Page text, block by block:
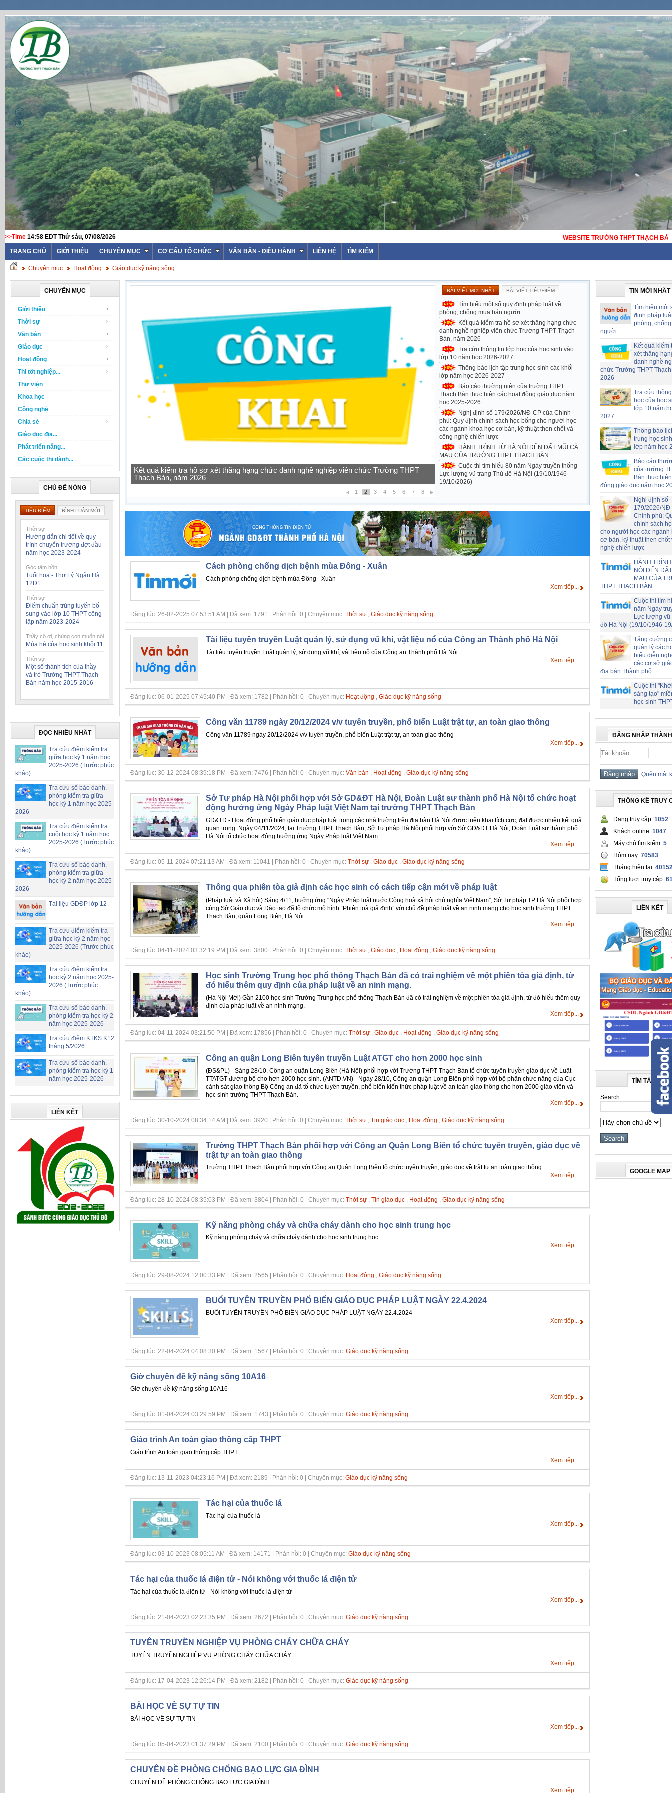
>>Time 14:58 EDT Thứ sáu, 07/08/2026
WEBSITE TRƯỜNG THPT THẠCH BÀN - HÀ NỘI - TRƯỜNG THPT CÔNG LẬP
TRANG CHỦ
GIỚI THIỆU CHUYÊN MỤC CƠ CẤU TỔ CHỨC VĂN BẢN - ĐIỀU HÀNH LIÊN HỆ TÌM KIẾM
Chuyên mục Hoạt động Giáo dục kỹ năng sống
CHUYÊN MỤC
Giới thiệu
Thời sự
Văn bản
Giáo dục
Hoạt động
Thi tốt nghiệp...
Thư viện
Khoa học
Công nghệ
Chia sẻ
Giáo dục địa...
Phát triển năng...
Các cuộc thi dành...
CHỦ ĐỀ NÓNG
TIÊU ĐIỂM BÌNH LUẬN MỚI
Thời sự
Hướng dẫn chi tiết về quy
trình chuyển trường đợt đầu
năm học 2023-2024
Góc tâm hồn
Tuổi hoa - Thơ Lý Ngân Hà
12D1
Thời sự
Điểm chuẩn trúng tuyển bổ
sung vào lớp 10 THPT công
lập năm 2023-2024
Thầy cô ơi, chúng con muốn nói
Mùa hè của học sinh khối 11
Thời sự
Một số thành tích của thầy
và trò Trường THPT Thạch
Bàn năm học 2015-2016
ĐỌC NHIỀU NHẤT
Tra cứu điểm kiểm tra
giữa học kỳ 1 năm học
2025-2026 (Trước phúc
khảo)
Tra cứu số báo danh,
phòng kiểm tra giữa
học kỳ 1 năm học 2025-
2026
Tra cứu điểm kiểm tra
cuối học kỳ 1 năm học
2025-2026 (Trước phúc
khảo)
Tra cứu số báo danh,
phòng kiểm tra giữa
học kỳ 2 năm học 2025-
2026
Tài liệu GDĐP lớp 12
Tra cứu điểm kiểm tra
giữa học kỳ 2 năm học
2025-2026 (Trước phúc
khảo)
Tra cứu điểm kiểm tra
học kỳ 2 năm học 2025-
2026 (Trước phúc
khảo)
Tra cứu số báo danh,
phòng kiểm tra học kỳ 2
năm học 2025-2026
Tra cứu điểm KTKS K12
tháng 5/2026
Tra cứu số báo danh,
phòng kiểm tra học kỳ 1
năm học 2025-2026
LIÊN KẾT
Tra cứu thông tin lớp học của học sinh vào lớp 10 năm học 2026-2027
1 2 3 4 5 6 7 8
BÀI VIẾT MỚI NHẤT BÀI VIẾT TIÊU ĐIỂM
Tìm hiểu một số quy định pháp luật về
phòng, chống mua bán người
Kết quả kiểm tra hồ sơ xét thăng hạng chức
danh nghề nghiệp viên chức Trường THPT Thạch
Bàn, năm 2026
Tra cứu thông tin lớp học của học sinh vào
lớp 10 năm học 2026-2027
Thông báo lịch tập trung học sinh các khối
lớp năm học 2026-2027
Báo cáo thường niên của trường THPT
Thạch Bàn thực hiện các hoạt động giáo dục năm
học 2025-2026
Nghị định số 179/2026/NĐ-CP của Chính
phủ: Quy định chính sách học bổng cho người học
các ngành khoa học cơ bản, kỹ thuật then chốt và
công nghệ chiến lược
HÀNH TRÌNH TỪ HÀ NỘI ĐẾN ĐẤT MŨI CÀ
MAU CỦA TRƯỜNG THPT THẠCH BÀN
Cuộc thi tìm hiểu 80 năm Ngày truyền thống
Lực lượng vũ trang Thủ đô Hà Nội (19/10/1946-
19/10/2026)
Cách phòng chống dịch bệnh mùa Đông - Xuân
Cách phòng chống dịch bệnh mùa Đông - Xuân
Xem tiếp...
Đăng lúc: 26-02-2025 07:53:51 AM | Đã xem: 1791 | Phản hồi: 0 | Chuyên mục: Thời sự , Giáo dục kỹ năng sống
Tài liệu tuyên truyền Luật quản lý, sử dụng vũ khí, vật liệu nổ của Công an Thành phố Hà Nội
Tài liệu tuyên truyền Luật quản lý, sử dụng vũ khí, vật liệu nổ của Công an Thành phố Hà Nội
Xem tiếp...
Đăng lúc: 06-01-2025 07:45:40 PM | Đã xem: 1782 | Phản hồi: 0 | Chuyên mục: Hoạt động , Giáo dục kỹ năng sống
Công văn 11789 ngày 20/12/2024 v/v tuyên truyền, phổ biến Luật trật tự, an toàn giao thông
Công văn 11789 ngày 20/12/2024 v/v tuyên truyền, phổ biến Luật trật tự, an toàn giao thông
Xem tiếp...
Đăng lúc: 30-12-2024 08:39:18 PM | Đã xem: 7476 | Phản hồi: 0 | Chuyên mục: Văn bản , Hoạt động , Giáo dục kỹ năng sống
Sở Tư pháp Hà Nội phối hợp với Sở GD&ĐT Hà Nội, Đoàn Luật sư thành phố Hà Nội tổ chức hoạt
động hưởng ứng Ngày Pháp luật Việt Nam tại trường THPT Thạch Bàn
GD&TĐ - Hoạt động phổ biến giáo dục pháp luật trong các nhà trường trên địa bàn Hà Nội được triển khai tích cực, đạt được nhiều kết quả
quan trọng. Ngày 04/11/2024, tại Trường THPT Thạch Bàn, Sở Tư pháp Hà Nội phối hợp với Sở GD&ĐT Hà Nội, Đoàn Luật sư thành phố
Hà Nội tổ chức hoạt động hưởng ứng Ngày Pháp luật Việt Nam.
Xem tiếp...
Đăng lúc: 05-11-2024 07:21:13 AM | Đã xem: 11041 | Phản hồi: 0 | Chuyên mục: Thời sự Giáo dục Giáo dục kỹ năng sống
Thông qua phiên tòa giả định các học sinh có cách tiếp cận mới về pháp luật
(Pháp luật và Xã hội) Sáng 4/11, hưởng ứng "Ngày Pháp luật nước Cộng hoà xã hội chủ nghĩa Việt Nam”, Sở Tư pháp TP Hà Nội phối hợp
cùng Sở Giáo dục và Đào tạo đã tổ chức mô hình “Phiên toà giả định” với chủ đề pháp luật về an ninh mạng cho học sinh trường THPT
Thạch Bàn, quận Long Biên, Hà Nội.
Xem tiếp...
Đăng lúc: 04-11-2024 03:32:19 PM | Đã xem: 3800 | Phản hồi: 0 | Chuyên mục: Thời sự Giáo dục Hoạt động Giáo dục kỹ năng sống
Học sinh Trường Trung học phổ thông Thạch Bàn đã có trải nghiệm về một phiên tòa giả định, từ
đó hiểu thêm quy định của pháp luật về an ninh mạng.
(Hà Nội Mới) Gần 2100 học sinh Trường Trung học phổ thông Thạch Bàn đã có trải nghiệm về một phiên tòa giả định, từ đó hiểu thêm quy
định của pháp luật về an ninh mạng.
Xem tiếp...
Đăng lúc: 04-11-2024 03:21:50 PM | Đã xem: 17856 | Phản hồi: 0 | Chuyên mục: Thời sự Giáo dục Hoạt động Giáo dục kỹ năng sống
Công an quận Long Biên tuyên truyền Luật ATGT cho hơn 2000 học sinh
(ĐS&PL) - Sáng 28/10, Công an quận Long Biên (Hà Nội) phối hợp với Trường THPT Thạch Bàn tổ chức tuyên truyền giáo dục về Luật
TTATGT đường bộ cho hơn 2000 học sinh. (ANTD.VN) - Ngày 28/10, Công an quận Long Biên phối hợp với bộ phận chức năng của Cục
cảnh sát giao thông Bộ Công an đã tổ chức tuyên truyền, phổ biến kiến thức pháp luật về an toàn giao thông cho hơn 2000 giáo viên và
học sinh trường THPT Thạch Bàn.
Xem tiếp...
Đăng lúc: 30-10-2024 08:34:14 AM | Đã xem: 3920 | Phản hồi: 0 | Chuyên mục: Thời sự Tin giáo dục Hoạt động Giáo dục kỹ năng sống
Trường THPT Thạch Bàn phối hợp với Công an Quận Long Biên tổ chức tuyên truyền, giáo dục về
trật tự an toàn giao thông
Trường THPT Thạch Bàn phối hợp với Công an Quận Long Biên tổ chức tuyên truyền, giáo dục về trật tự an toàn giao thông
Xem tiếp...
Đăng lúc: 28-10-2024 08:35:03 PM | Đã xem: 3804 | Phản hồi: 0 | Chuyên mục: Thời sự Tin giáo dục Hoạt động Giáo dục kỹ năng sống
Kỹ năng phòng cháy và chữa cháy dành cho học sinh trung học
Kỹ năng phòng cháy và chữa cháy dành cho học sinh trung học
Xem tiếp...
Đăng lúc: 29-08-2024 12:00:33 PM | Đã xem: 2565 | Phản hồi: 0 | Chuyên mục: Hoạt động Giáo dục kỹ năng sống
BUỔI TUYÊN TRUYỀN PHỔ BIẾN GIÁO DỤC PHÁP LUẬT NGÀY 22.4.2024
BUỔI TUYÊN TRUYỀN PHỔ BIẾN GIÁO DỤC PHÁP LUẬT NGÀY 22.4.2024
Xem tiếp...
Đăng lúc: 22-04-2024 04:08:30 PM | Đã xem: 1567 | Phản hồi: 0 | Chuyên mục: Giáo dục kỹ năng sống
Giờ chuyên đề kỹ năng sống 10A16
Giờ chuyên đề kỹ năng sống 10A16
Xem tiếp...
Đăng lúc: 01-04-2024 03:29:59 PM | Đã xem: 1743 | Phản hồi: 0 | Chuyên mục: Giáo dục kỹ năng sống
Giáo trình An toàn giao thông cấp THPT
Giáo trình An toàn giao thông cấp THPT
Xem tiếp...
Đăng lúc: 13-11-2023 04:23:16 PM | Đã xem: 2189 | Phản hồi: 0 | Chuyên mục: Giáo dục kỹ năng sống
Tác hại của thuốc lá
Tác hại của thuốc lá
Xem tiếp...
Đăng lúc: 03-10-2023 08:05:11 AM | Đã xem: 14171 | Phản hồi: 0 | Chuyên mục: Giáo dục kỹ năng sống
Tác hại của thuốc lá điện tử - Nói không với thuốc lá điện tử
Tác hại của thuốc lá điện tử - Nói không với thuốc lá điện tử
Xem tiếp...
Đăng lúc: 21-04-2023 02:23:35 PM | Đã xem: 2672 | Phản hồi: 0 | Chuyên mục: Giáo dục kỹ năng sống
TUYÊN TRUYỀN NGHIỆP VỤ PHÒNG CHÁY CHỮA CHÁY
TUYÊN TRUYỀN NGHIỆP VỤ PHÒNG CHÁY CHỮA CHÁY
Xem tiếp...
Đăng lúc: 17-04-2023 12:26:14 PM | Đã xem: 2182 | Phản hồi: 0 | Chuyên mục: Giáo dục kỹ năng sống
BÀI HỌC VỀ SỰ TỰ TIN
BÀI HỌC VỀ SỰ TỰ TIN
Xem tiếp...
Đăng lúc: 05-04-2023 01:37:29 PM | Đã xem: 2100 | Phản hồi: 0 | Chuyên mục: Giáo dục kỹ năng sống
CHUYÊN ĐỀ PHÒNG CHỐNG BẠO LỰC GIA ĐÌNH
CHUYÊN ĐỀ PHÒNG CHỐNG BẠO LỰC GIA ĐÌNH
Xem tiếp...
TIN MỚI NHẤT
Tìm hiểu một
định pháp
phòng,
người
Kết quả kiểm
xét thăng
danh nghề
chức Trường THPT
2026
Tra cứu
học của học
lớp 10 năm
2027
Thông báo
trung học
lớp năm học
Báo cáo
của trường
Bàn thực
động giáo dục năm học
Nghị định số
179/2026/
Chính phủ:
chính sách
cho người học các ngành
cơ bản, kỹ thuật then chốt
nghệ chiến lược
HÀNH
NỘI ĐẾN
MAU CỦA
THPT THẠCH BÀN
Cuộc thi tìm
năm Ngày
Lực lượng vũ
đô Hà Nội (19/10/1946-
Tăng cường
quản lý các
biểu diễn
các cơ sở
địa bàn Thành phố
Cuộc thi
sáng tạo"
học sinh
ĐĂNG NHẬP
Quên mật
THỐNG KÊ TRUY
Đang truy cập: 1052
Khách online: 1047
Máy chủ tìm kiếm: 5
Hôm nay: 70583
Tháng hiện tại:
Tổng lượt truy cập:
LIÊN KẾT
TÌM TÀI LIỆU
Search
GOOGLE MAP